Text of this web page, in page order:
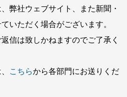
弊社ウェブサイト、また新聞・
いただく場合がございます。
信は致しかねますのでご了承く
こちらから各部門にお送りくだ